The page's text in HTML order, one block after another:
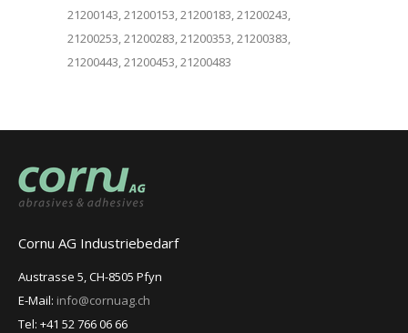
21200143, 21200153, 21200183, 21200243,
21200253, 21200283, 21200353, 21200383,
21200443, 21200453, 21200483
Cornu AG Industriebedarf
Austrasse 5, CH-8505 Pfyn
E-Mail: info@cornuag.ch
Tel: +41 52 766 06 66